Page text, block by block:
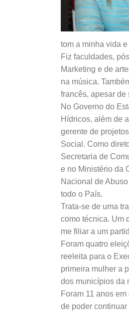
tom a minha vida
Fiz faculdades,
Marketing e de
na música.
francês, apesar
No Governo do
Hídricos, além de
gerente de
Social. Como
Secretaria de
e no Ministério da
Nacional de
todo o País.
Trata-se de uma
como técnica. Um
me filiar a um
Foram quatro
reeleita para o
primeira mulher a
dos municípios da
Foram 11 anos
de poder